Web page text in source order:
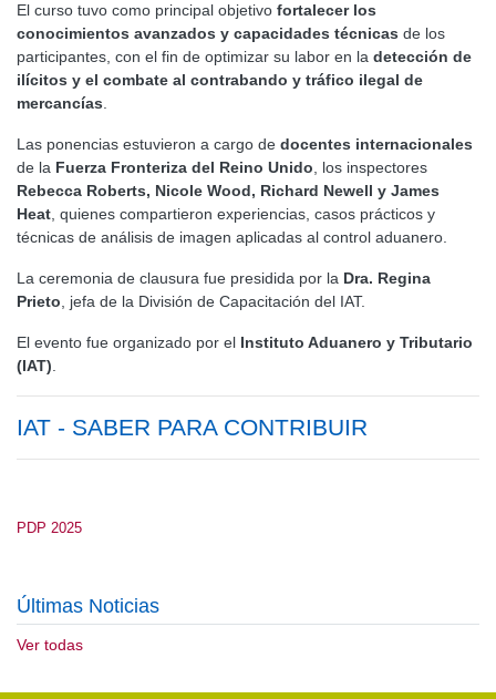
El curso tuvo como principal objetivo fortalecer los
conocimientos avanzados y capacidades técnicas de los
participantes, con el fin de optimizar su labor en la detección de
ilícitos y el combate al contrabando y tráfico ilegal de
mercancías
Las ponencias estuvieron a cargo de docentes internacionales
de la Fuerza Fronteriza del Reino Unido , los inspectores
Rebecca Roberts, Nicole Wood, Richard Newell y James
Heat , quienes compartieron experiencias, casos prácticos y
técnicas de análisis de imagen aplicadas al control aduanero.
La ceremonia de clausura fue presidida por la Dra. Regina
Prieto , jefa de la División de Capacitación del IAT.
El evento fue organizado por el Instituto Aduanero y Tributario
(IAT)
IAT - SABER PARA CONTRIBUIR
PDP 2025
Últimas Noticias
Ver todas